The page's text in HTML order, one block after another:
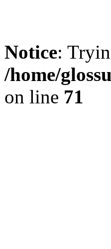
Notice:
/home/
on line 71